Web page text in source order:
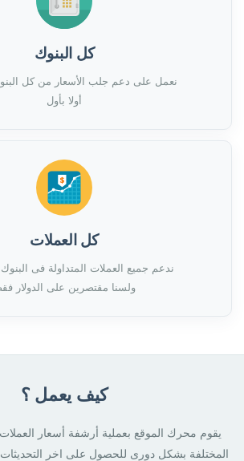
كل البنوك
نعمل على دعم جلب الأسعار من كل
أولا بأول
كل العملات
ندعم جميع العملات المتداولة فى
ولسنا مقتصرين على الدولار
كيف يعمل ؟
يقوم محرك الموقع بعملية أرشفة أسعار
المختلفة بشكل دورى للحصول على اخر